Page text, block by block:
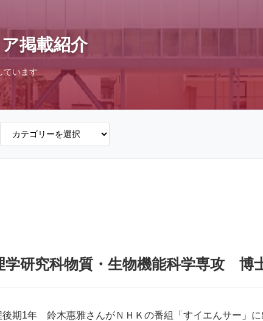
掲載紹介
ています
学研究科物質・生物機能科学専攻
期1年 鈴木惠雅さんがＮＨＫの番組「すイエんサー」に